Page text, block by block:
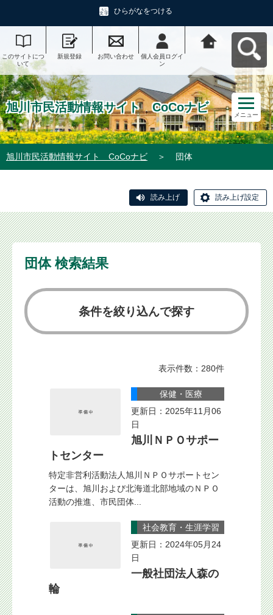
ひらがなをつける
このサイトにつ
いて
新規登録 お問い合わせ
個人会員ログイ
ン
ナビへ戻る
旭川市民活動情報サイト CoCoナビ
メニュー
旭川市民活動情報サイト CoCoナビ ＞ 団体
読み上げ 読み上げ設定
団体 検索結果
条件を絞り込んで探す
表示件数：280件
保健・医療
更新日：2025年11月06
日
旭川ＮＰＯサポー
トセンター
特定非営利活動法人旭川ＮＰＯサポートセン
ターは、旭川および北海道北部地域のＮＰＯ
活動の推進、市民団体...
社会教育・生涯学習
更新日：2024年05月24
日
一般社団法人森の
輪